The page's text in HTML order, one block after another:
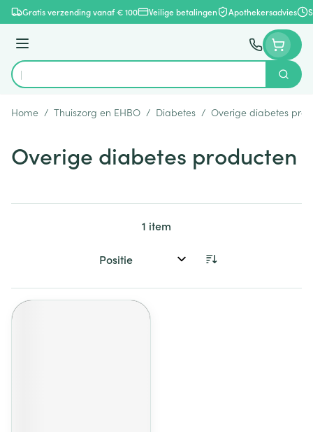
Ga naar de inhoud
Gratis verzending vanaf € 100 Veilige betalingen Apothekersadvies
Menu
Product, merk, categorie...
Zoek
Home / Thuiszorg en EHBO / Diabetes / Overige diabetes
Overige diabetes producten
1 item
Sorteer op: